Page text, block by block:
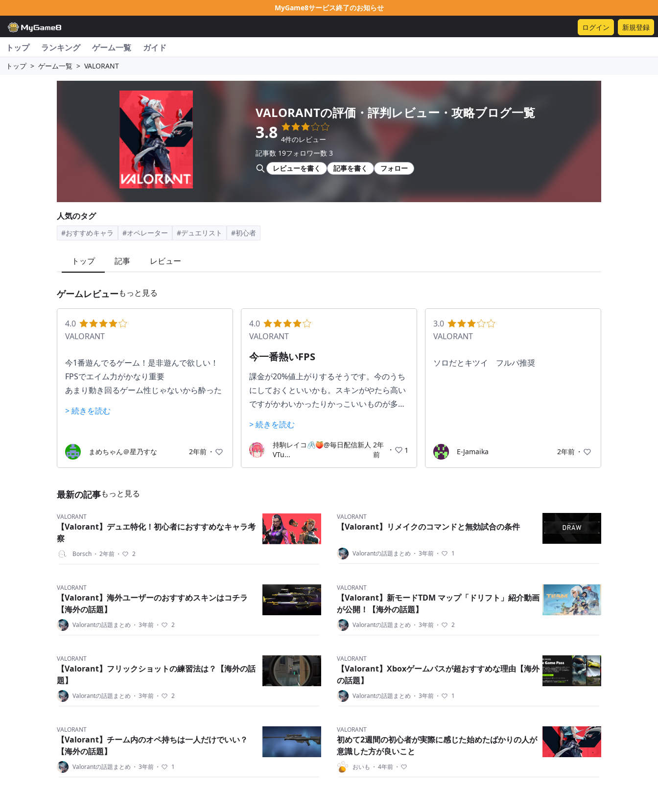
MyGame8サービス終了のお知らせ
ログイン 新規登録
トップ ランキング ゲーム一覧 ガイド
トップ > ゲーム一覧 > VALORANT
VALORANTの評価・評判レビュー・攻略ブログ一覧
3.8 4件のレビュー
記事数 19フォロワー数 3
レビューを書く
記事を書く フォロー
人気のタグ
#おすすめキャラ #オペレーター #デュエリスト #初心者
トップ 記事 レビュー
ゲームレビューもっと見る
4.0
VALORANT
今1番遊んでるゲーム！是非遊んで欲しい！
FPSでエイム力がかなり重要
あまり動き回るゲーム性じゃないから酔った
接戦になると1試合が長くなる事が辛い
それでも勝った時の喜びはその分大きい😁
> 続きを読む
まめちゃん＠星乃すな 2年前 ・
4.0
VALORANT
今一番熱いFPS
課金が20%値上がりするそうです。今のうち
にしておくといいかも。スキンがやたら高い
ですがかわいかったりかっこいいものが多い
方がより楽しめます。
> 続きを読む
持駒レイコ🖇🍑@毎日配信新人
VTu...
2年
前
・ 1
3.0
VALORANT
ソロだとキツイ　フルパ推奨
E-Jamaika 2年前 ・
最新の記事もっと見る
VALORANT
【Valorant】デュエ特化！初心者におすすめなキャラ考
察
Borsch ・ 2年前 ・ 2
VALORANT
【Valorant】リメイクのコマンドと無効試合の条件
Valorantの話題まとめ ・ 3年前 ・ 1
VALORANT
【Valorant】海外ユーザーのおすすめスキンはコチラ
【海外の話題】
Valorantの話題まとめ ・ 3年前 ・ 2
VALORANT
【Valorant】新モードTDM マップ「ドリフト」紹介動画
が公開！【海外の話題】
Valorantの話題まとめ ・ 3年前 ・ 2
VALORANT
【Valorant】フリックショットの練習法は？【海外の話
題】
Valorantの話題まとめ ・ 3年前 ・ 2
VALORANT
【Valorant】Xboxゲームパスが超おすすめな理由【海外
の話題】
Valorantの話題まとめ ・ 3年前 ・ 1
VALORANT
【Valorant】チーム内のオペ持ちは一人だけでいい？
【海外の話題】
Valorantの話題まとめ ・ 3年前 ・ 1
VALORANT
初めて2週間の初心者が実際に感じた始めたばかりの人が
意識した方が良いこと
おいも ・ 4年前 ・